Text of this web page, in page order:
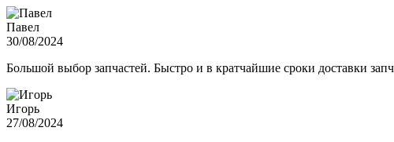
Павел
30/08/2024
Большой выбор запчастей. Быстро и в кратчайшие сроки доставки
Игорь
27/08/2024